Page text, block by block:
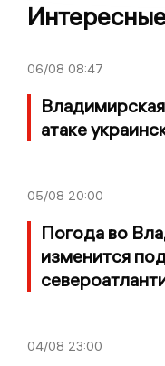
06/08 08:47
атаке
05/08 20:00
Погода во
изменится
04/08 23:00